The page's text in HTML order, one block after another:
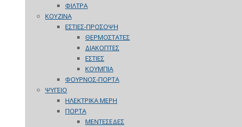
ΦΙΛΤΡΑ
ΚΟΥΖΙΝΑ
ΕΣΤΙΕΣ-ΠΡΟΣΟΨΗ
ΘΕΡΜΟΣΤΑΤΕΣ
ΔΙΑΚΟΠΤΕΣ
ΕΣΤΙΕΣ
ΚΟΥΜΠΙΑ
ΦΟΥΡΝΟΣ-ΠΟΡΤΑ
ΨΥΓΕΙΟ
ΗΛΕΚΤΡΙΚΑ ΜΕΡΗ
ΠΟΡΤΑ
ΜΕΝΤΕΣΕΔΕΣ